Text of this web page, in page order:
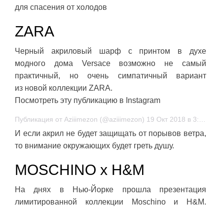
для спасения от холодов
ZARA
Черный акриловый шарф с принтом в духе
модного дома Versace возможно не самый
практичный, но очень симпатичный вариант
из новой коллекции ZARA.
Посмотреть эту публикацию в Instagram
Публикация от Aziiimezon (@aziiimezon) 19 Окт 2018 в 3:44 PDT
И если акрил не будет защищать от порывов ветра,
то внимание окружающих будет греть душу.
MOSCHINO x H&M
На днях в Нью-Йорке прошла презентация
лимитированной коллекции Moschino и H&M.